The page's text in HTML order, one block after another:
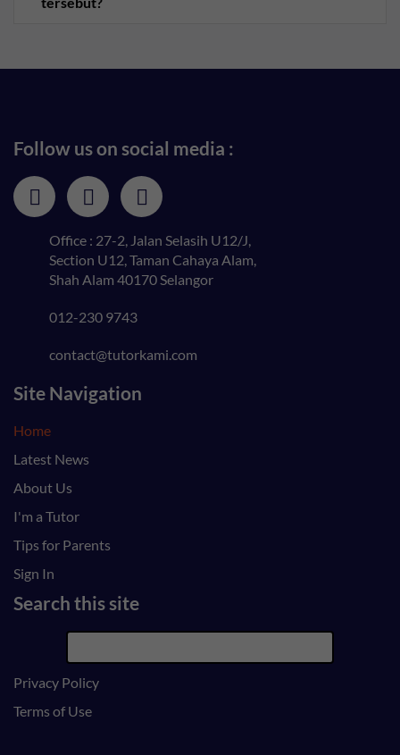
Follow us on social media :
Office : 27-2, Jalan Selasih U12/J,
Section U12, Taman Cahaya Alam,
Shah Alam 40170 Selangor
012-230 9743
contact@tutorkami.com
Site Navigation
Home
Latest News
About Us
I'm a Tutor
Tips for Parents
Sign In
Search this site
Privacy Policy
Terms of Use